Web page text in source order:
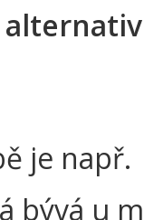
je např.
bývá u